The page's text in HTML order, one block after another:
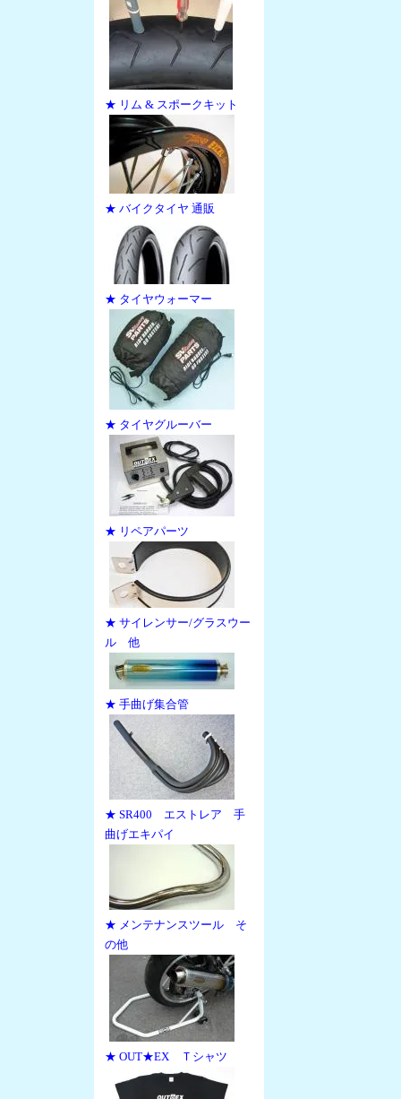
★ リム & スポークキット
★ バイクタイヤ 通販
★ タイヤウォーマー
★ タイヤグルーバー
★ リペアパーツ
★ サイレンサー/グラスウー
ル 他
★ 手曲げ集合管
★ SR400 エストレア 手
曲げエキパイ
★ メンテナンスツール そ
の他
★ OUT★EX Ｔシャツ